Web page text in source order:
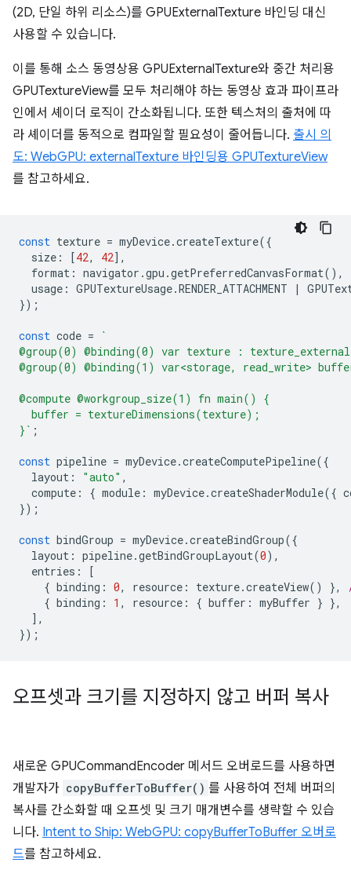
(2D, 단일 하위 리소스)를 GPUExternalTexture 바인딩 대신
사용할 수 있습니다.
이를 통해 소스 동영상용 GPUExternalTexture와 중간 처리용
GPUTextureView를 모두 처리해야 하는 동영상 효과 파이프라
인에서 셰이더 로직이 간소화됩니다. 또한 텍스처의 출처에 따
라 셰이더를 동적으로 컴파일할 필요성이 줄어듭니다. 출시 의
도: WebGPU: externalTexture 바인딩용 GPUTextureView
를 참고하세요.
const texture = myDevice.createTexture({
size : [42, 42],
format : navigator .gpu .getPreferredCanvasFormat(),
usage : GPUTextureUsage.RENDER_ATTACHMENT |
});
const code =
`
@group(0) @binding(0) var texture :
@group(0) @binding(1) var<storage, read_write>
@compute @workgroup_size(1) fn main() {
  buffer = textureDimensions(texture);
}` ;
const pipeline = myDevice.createComputePipeline({
layout : "auto" ,
compute : { module : myDevice.createShaderModule({
});
const bindGroup = myDevice.createBindGroup({
layout : pipeline.getBindGroupLayout(0),
entries :
[
{ binding : 0, resource : texture.createView() },
{ binding : 1 , resource : { buffer : myBuffer } },
],
});
오프셋과 크기를 지정하지 않고 버퍼 복사
새로운 GPUCommandEncoder 메서드 오버로드를 사용하면
개발자가 copyBufferToBuffer() 를 사용하여 전체 버퍼의
복사를 간소화할 때 오프셋 및 크기 매개변수를 생략할 수 있습
니다. Intent to Ship: WebGPU: copyBufferToBuffer 오버로
드를 참고하세요.